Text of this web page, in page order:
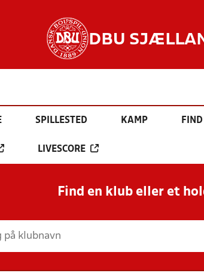
DBU
SPILLESTED KAMP
LIVESCORE
Find en klub eller et